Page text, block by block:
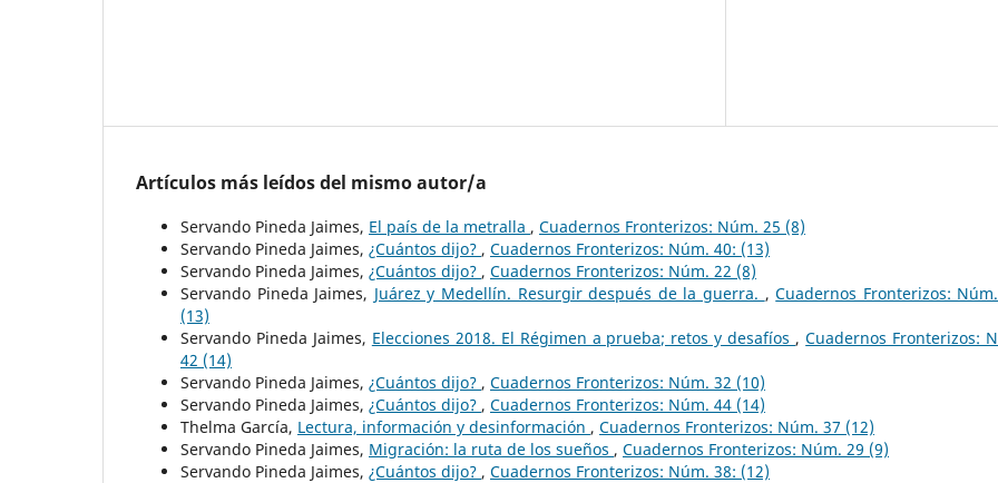
Artículos más leídos del mismo autor/a
Servando Pineda Jaimes, El país de la metralla , Cuadernos Fronterizos: Núm. 25 (8)
Servando Pineda Jaimes, ¿Cuántos dijo? , Cuadernos Fronterizos: Núm. 40: (13)
Servando Pineda Jaimes, ¿Cuántos dijo? , Cuadernos Fronterizos: Núm. 22 (8)
Servando Pineda Jaimes, Juárez y Medellín. Resurgir después de la guerra. ,Cuadernos Fronterizos:
(13)
Servando Pineda Jaimes, Elecciones 2018. El Régimen a prueba; retos y desafíos ,Cuadernos Fronterizos:
42 (14)
Servando Pineda Jaimes, ¿Cuántos dijo? , Cuadernos Fronterizos: Núm. 32 (10)
Servando Pineda Jaimes, ¿Cuántos dijo? , Cuadernos Fronterizos: Núm. 44 (14)
Thelma García, Lectura, información y desinformación , Cuadernos Fronterizos: Núm. 37 (12)
Servando Pineda Jaimes, Migración: la ruta de los sueños , Cuadernos Fronterizos: Núm. 29 (9)
Servando Pineda Jaimes, ¿Cuántos dijo? , Cuadernos Fronterizos: Núm. 38: (12)